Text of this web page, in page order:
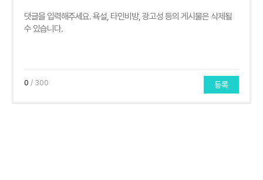
0 / 300 등록